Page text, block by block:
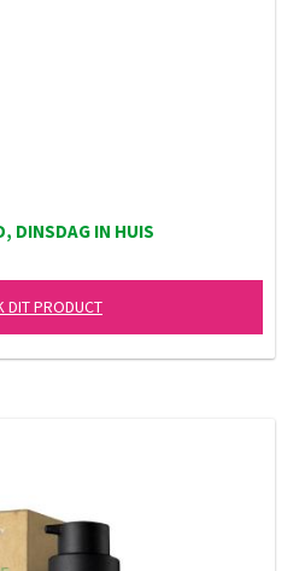
DINSDAG IN HUIS
DIT PRODUCT